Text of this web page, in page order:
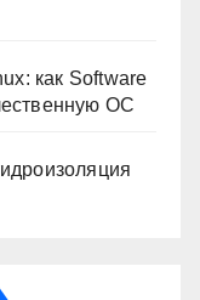
как Software
ОС